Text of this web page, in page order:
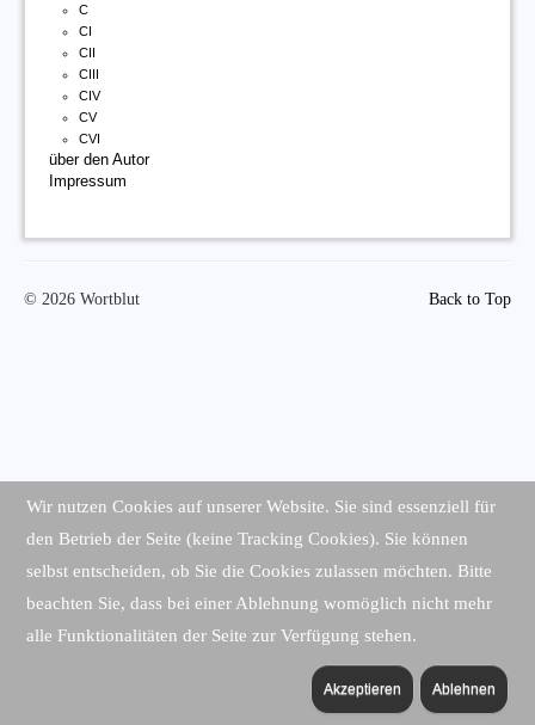
C
CI
CII
CIII
CIV
CV
CVI
über den Autor
Impressum
Back to Top
© 2026 Wortblut
Wir nutzen Cookies auf unserer Website. Sie sind essenziell für
den Betrieb der Seite (keine Tracking Cookies). Sie können
selbst entscheiden, ob Sie die Cookies zulassen möchten. Bitte
beachten Sie, dass bei einer Ablehnung womöglich nicht mehr
alle Funktionalitäten der Seite zur Verfügung stehen.
Akzeptieren Ablehnen